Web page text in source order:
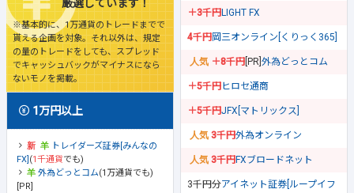
厳選しています！
※基本的に、1万通貨のトレードまでで
貰える企画を対象。それ以外は、規定
の量のトレードをしても、スプレッド
でキャッシュバックがマイナスになら
ないモノを掲載。
1万円以上
トレイダーズ証券[みんなの
FX] (1千通貨でも)
外為どっとコム(1万通貨でも)
[PR]
＋3千円LIGHT FX
4千円岡三オンライン[くりっく365]
＋8千円 [PR] 外為どっとコム
＋5千円ヒロセ通商
＋5千円JFX[マトリックス]
3千円外為オンライン
3千円FXブロードネット
3千円分アイネット証券[ループイフ